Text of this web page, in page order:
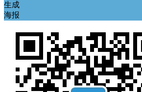
生成
海报